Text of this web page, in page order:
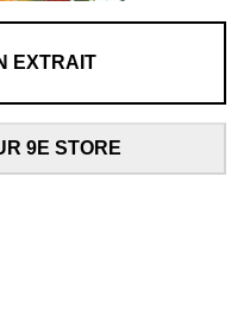
EXTRAIT
9E STORE